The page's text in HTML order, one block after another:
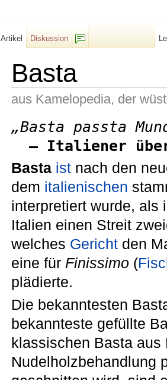
Basta
aus Kamelopedia, der
„Basta passta
– Italiener
Basta ist nach den
dem italienischen
interpretiert wurde, als
Italien einen Streit
welches Gericht den
eine für Finissimo (
plädierte.
Die bekanntesten
bekannteste gefüllte
klassischen Basta
Nudelholzbehandlung
Artikel
Diskussion